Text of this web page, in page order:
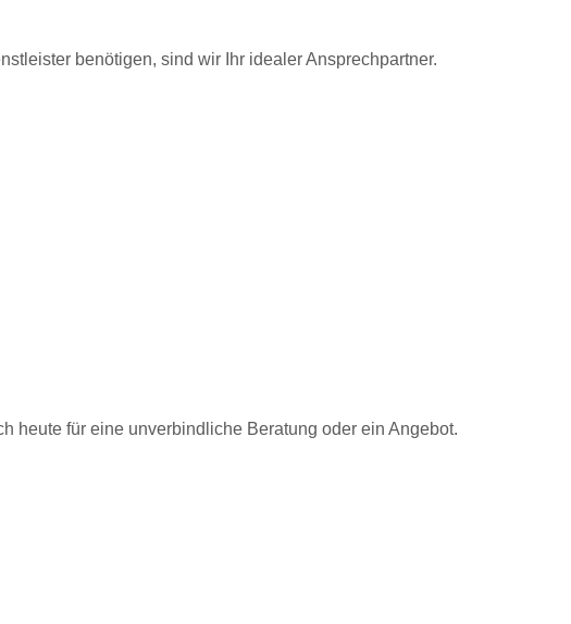
benötigen, sind wir Ihr idealer Ansprechpartner.
heute für eine unverbindliche Beratung oder ein Angebot.